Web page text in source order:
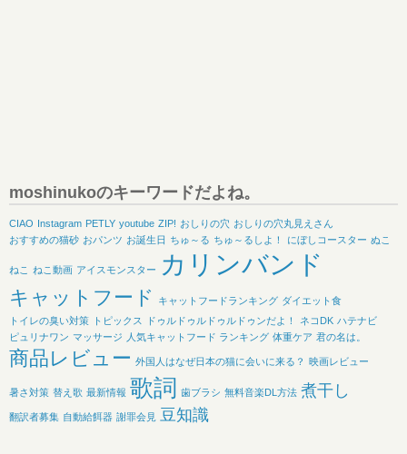
moshinukoのキーワードだよね。
CIAO Instagram PETLY youtube ZIP! おしりの穴 おしりの穴丸見えさん
おすすめの猫砂 おパンツ お誕生日 ちゅ～る ちゅ～るしよ！ にぼしコースター ぬこ
ねこ ねこ動画 アイスモンスター カリンバンド
キャットフード キャットフードランキング ダイエット食
トイレの臭い対策
トピックス ドゥルドゥルドゥルドゥンだよ！ ネコDK ハテナビ
ピュリナワン マッサージ 人気キャットフード ランキング 体重ケア 君の名は。
商品レビュー 外国人はなぜ日本の猫に会いに来る？ 映画レビュー
暑さ対策 替え歌 最新情報 歌詞 歯ブラシ 無料音楽DL方法 煮干し
翻訳者募集 自動給餌器 謝罪会見 豆知識